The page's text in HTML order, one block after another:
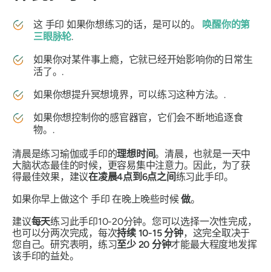
这 手印 如果你想练习的话，是可以的。 唤醒你的第
三眼脉轮.
如果你对某件事上瘾，它就已经开始影响你的日常生
活了。.
如果你想提升冥想境界，可以练习这种方法。.
如果你想控制你的感官器官，它们会不断地追逐食
物。.
清晨是练习瑜伽或手印的理想时间。清晨，也就是一天中
大脑状态最佳的时候，更容易集中注意力。因此，为了获
得最佳效果，建议在凌晨4点到6点之间练习此手印。
如果你早上做这个 手印 在晚上晚些时候做。
建议每天练习此手印10-20分钟。您可以选择一次性完成，
也可以分两次完成，每次持续 10-15 分钟，这完全取决于
您自己。研究表明，练习至少 20 分钟才能最大程度地发挥
该手印的益处。